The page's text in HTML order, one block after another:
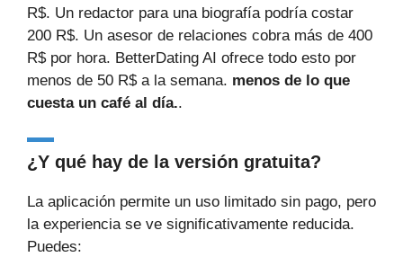
R$. Un redactor para una biografía podría costar
200 R$. Un asesor de relaciones cobra más de 400
R$ por hora. BetterDating AI ofrece todo esto por
menos de 50 R$ a la semana. menos de lo que
cuesta un café al día..
¿Y qué hay de la versión gratuita?
La aplicación permite un uso limitado sin pago, pero
la experiencia se ve significativamente reducida.
Puedes: